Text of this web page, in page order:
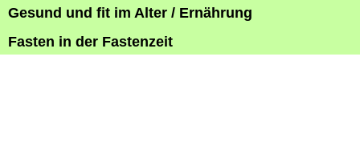
Gesund und fit im Alter / Ernährung
Fasten in der Fastenzeit